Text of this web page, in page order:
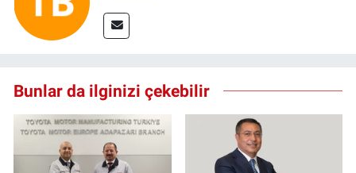
Bunlar da ilginizi çekebilir